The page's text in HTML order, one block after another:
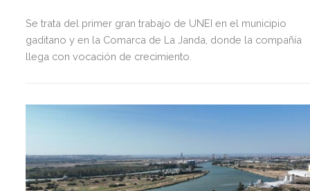
Se trata del primer gran trabajo de UNEI en el municipio
gaditano y en la Comarca de La Janda, donde la compañía
llega con vocación de crecimiento.